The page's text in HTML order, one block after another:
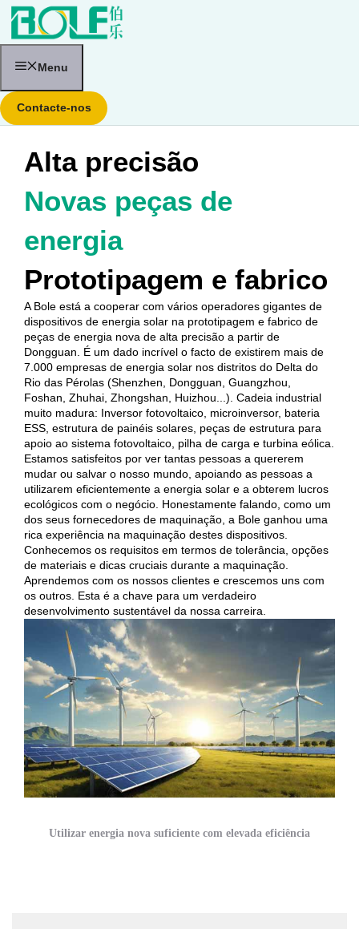
Saltar
para
Menu
Contacte-nos
Alta precisão
Novas peças de
energia
Prototipagem e fabrico
A Bole está a cooperar com vários operadores gigantes de
dispositivos de energia solar na prototipagem e fabrico de
peças de energia nova de alta precisão a partir de
Dongguan. É um dado incrível o facto de existirem mais de
7.000 empresas de energia solar nos distritos do Delta do
Rio das Pérolas (Shenzhen, Dongguan, Guangzhou,
Foshan, Zhuhai, Zhongshan, Huizhou...). Cadeia industrial
muito madura: Inversor fotovoltaico, microinversor, bateria
ESS, estrutura de painéis solares, peças de estrutura para
apoio ao sistema fotovoltaico, pilha de carga e turbina eólica.
Estamos satisfeitos por ver tantas pessoas a quererem
mudar ou salvar o nosso mundo, apoiando as pessoas a
utilizarem eficientemente a energia solar e a obterem lucros
ecológicos com o negócio. Honestamente falando, como um
dos seus fornecedores de maquinação, a Bole ganhou uma
rica experiência na maquinação destes dispositivos.
Conhecemos os requisitos em termos de tolerância, opções
de materiais e dicas cruciais durante a maquinação.
Aprendemos com os nossos clientes e crescemos uns com
os outros. Esta é a chave para um verdadeiro
desenvolvimento sustentável da nossa carreira.
Utilizar energia nova suficiente com elevada eficiência